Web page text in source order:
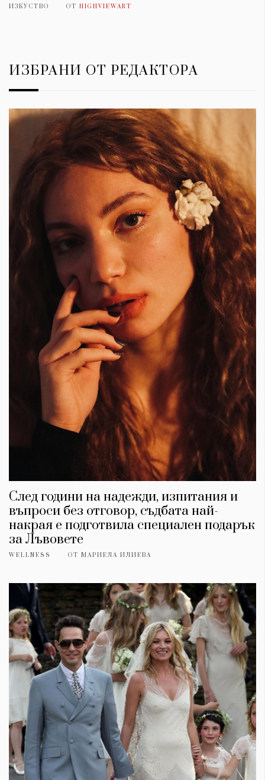
ИЗКУСТВО ОТ HIGHVIEWART
ИЗБРАНИ ОТ РЕДАКТОРА
След години на надежди, изпитания и
въпроси без отговор, съдбата най-
накрая е подготвила специален подарък
за Лъвовете
WELLNESS ОТ МАРИЕЛА ИЛИЕВА